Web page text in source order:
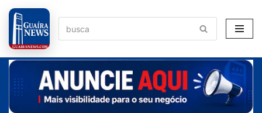
Pular
para
o
conteúdo